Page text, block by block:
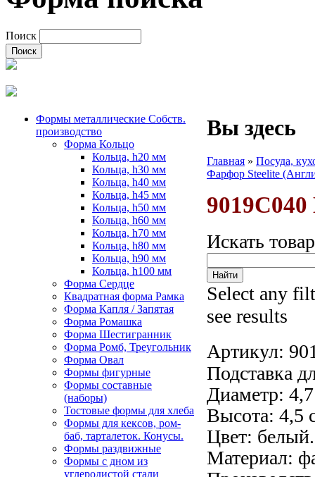
Поиск
Формы металлические Собств.
производство
Форма Кольцо
Кольца, h20 мм
Кольца, h30 мм
Кольца, h40 мм
Кольца, h45 мм
Кольца, h50 мм
Кольца, h60 мм
Кольца, h70 мм
Кольца, h80 мм
Кольца, h90 мм
Кольца, h100 мм
Форма Сердце
Квадратная форма Рамка
Форма Капля / Запятая
Форма Ромашка
Форма Шестигранник
Форма Ромб, Треугольник
Форма Овал
Формы фигурные
Формы составные
(наборы)
Тостовые формы для хлеба
Формы для кексов, ром-
баб, тарталеток. Конусы.
Формы раздвижные
Формы с дном из
углеродистой стали
Вы здесь
Главная » Посуда,
Фарфор Steelite
Искать
Select any
see results
Артикул:
Подставка
Диаметр:
Высота: 4,5
Цвет: белый.
Материал: